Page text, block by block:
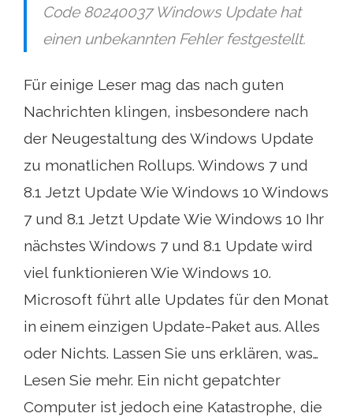
Code 80240037 Windows Update hat
einen unbekannten Fehler festgestellt.
Für einige Leser mag das nach guten
Nachrichten klingen, insbesondere nach
der Neugestaltung des Windows Update
zu monatlichen Rollups. Windows 7 und
8.1 Jetzt Update Wie Windows 10 Windows
7 und 8.1 Jetzt Update Wie Windows 10 Ihr
nächstes Windows 7 und 8.1 Update wird
viel funktionieren Wie Windows 10.
Microsoft führt alle Updates für den Monat
in einem einzigen Update-Paket aus. Alles
oder Nichts. Lassen Sie uns erklären, was…
Lesen Sie mehr. Ein nicht gepatchter
Computer ist jedoch eine Katastrophe, die